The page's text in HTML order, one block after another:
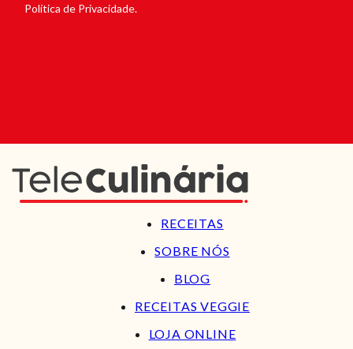
Política de Privacidade.
RECEITAS
SOBRE NÓS
BLOG
RECEITAS VEGGIE
LOJA ONLINE